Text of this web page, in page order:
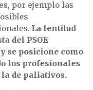
por ejemplo las
La lentitud
del PSOE
se posicione como
los profesionales
de paliativos.